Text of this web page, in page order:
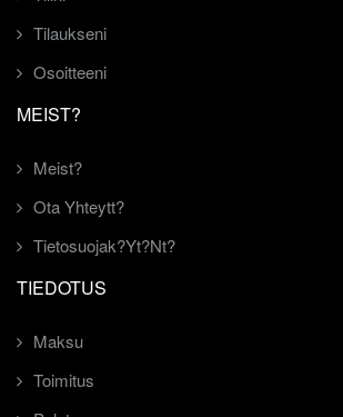
Tilaukseni
Osoitteeni
MEIST?
Meist?
Ota Yhteytt?
Tietosuojak?yt?nt?
TIEDOTUS
Maksu
Toimitus